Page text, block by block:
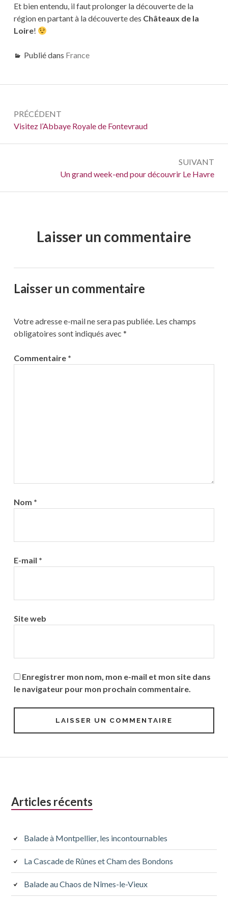
Et bien entendu, il faut prolonger la découverte de la
région en partant à la découverte des Châteaux de la
Loire!
Publié dans France
de
l’article
PRÉCÉDENT
Précédent :
Visitez l’Abbaye Royale de Fontevraud
SUIVANT
Suivant :
Un grand week-end pour découvrir Le Havre
Laisser un commentaire
Laisser un commentaire
Votre adresse e-mail ne sera pas publiée. Les champs
obligatoires sont indiqués avec *
Commentaire *
Nom *
E-mail *
Site web
Enregistrer mon nom, mon e-mail et mon site dans
le navigateur pour mon prochain commentaire.
Colonne
subsidiaire
Articles récents
Balade à Montpellier, les incontournables
La Cascade de Rûnes et Cham des Bondons
Balade au Chaos de Nîmes-le-Vieux